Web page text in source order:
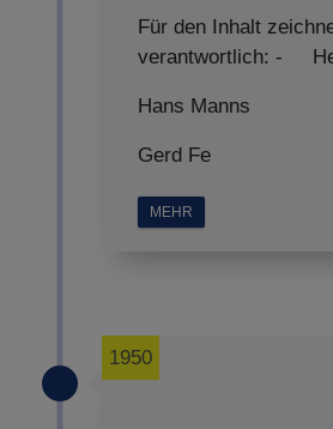
Für den Inhalt
verantwortlich: -
Hans Manns
Gerd Fe
MEHR
1950